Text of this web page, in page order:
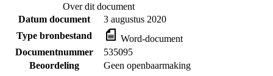
Over dit document
Datum document
3 augustus 2020
Type bronbestand
Word-document
Documentnummer
535095
Beoordeling
Geen openbaarmaking